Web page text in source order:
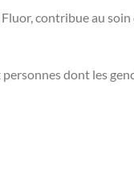
contribue au
dont les